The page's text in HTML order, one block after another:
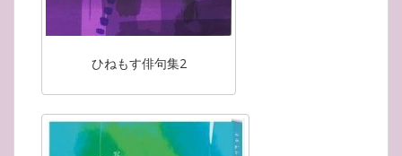
ひねもす俳句集2